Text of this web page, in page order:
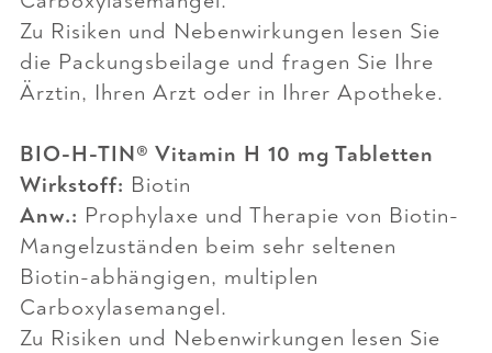
Zu Risiken und Nebenwirkungen lesen Sie
die Packungsbeilage und fragen Sie Ihre
Ärztin, Ihren Arzt oder in Ihrer Apotheke.
BIO-H-TIN® Vitamin H 10 mg Tabletten
Wirkstoff: Biotin
Anw.: Prophylaxe und Therapie von Biotin-
Mangelzuständen beim sehr seltenen
Biotin-abhängigen, multiplen
Carboxylasemangel.
Zu Risiken und Nebenwirkungen lesen Sie